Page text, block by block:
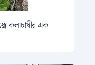
কলাচাষীর এক